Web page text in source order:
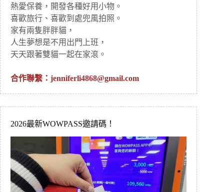
熱愛保養，開發各種好用小物。
喜歡旅行、喜歡到處兜風拍照。
家有兩隻胖胖貓，
人生夢想是不用出門上班，
天天跟著雙貓一起在家滾。
合作聯繫： jenniferli4868@gmail.com
2026最新WOWPASS邀請碼！